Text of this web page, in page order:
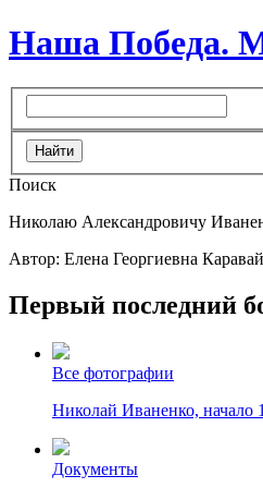
Наша Победа.
Поиск
Николаю Александровичу
Автор: Елена Георгиевна Каравай
Первый последний
Все фотографии
Николай Иваненко, начало
Документы